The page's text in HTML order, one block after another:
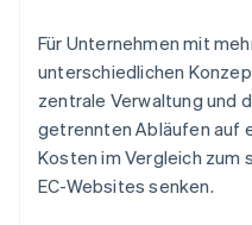
Für Unternehmen mit
unterschiedlichen
zentrale Verwaltung und
getrennten Abläufen auf
Kosten im Vergleich zum
EC-Websites senken.